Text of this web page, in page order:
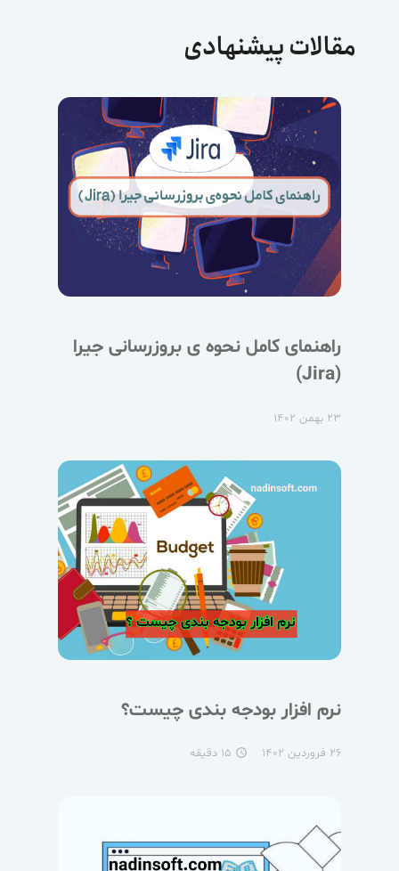
مقالات پیشنهادی
راهنمای کامل نحوه ی بروزرسانی جیرا
(Jira)
۲۳ بهمن ۱۴۰۲
نرم افزار بودجه بندی چیست؟
۲۶ فروردین ۱۴۰۲ access_time